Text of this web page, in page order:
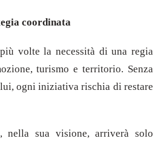
coordinata
volte la necessità di una regia
turismo e territorio. Senza
ogni iniziativa rischia di restare
sua visione, arriverà solo